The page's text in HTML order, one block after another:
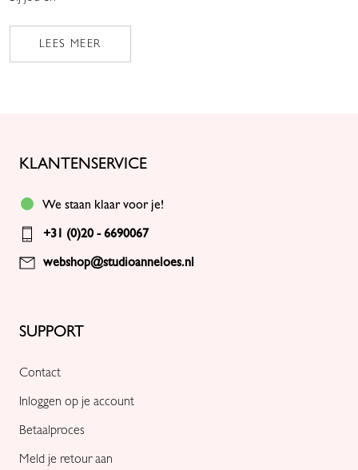
LEES MEER
SUPPORT
Contact
Inloggen op je account
Betaalproces
Meld je retour aan
KLANTENSERVICE
We staan klaar voor je!
+31 (0)20 - 6690067
webshop@studioanneloes.nl